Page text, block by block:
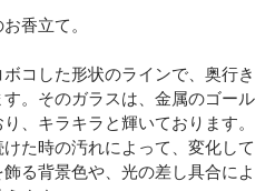
香立て。
コした形状のラインで、奥行き
。そのガラスは、金属のゴール
、キラキラと輝いております。
た時の汚れによって、変化して
る背景色や、光の差し具合によ